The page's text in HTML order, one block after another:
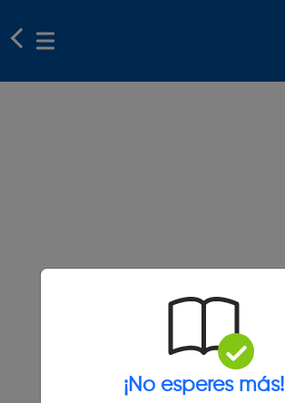
¡No esperes más!